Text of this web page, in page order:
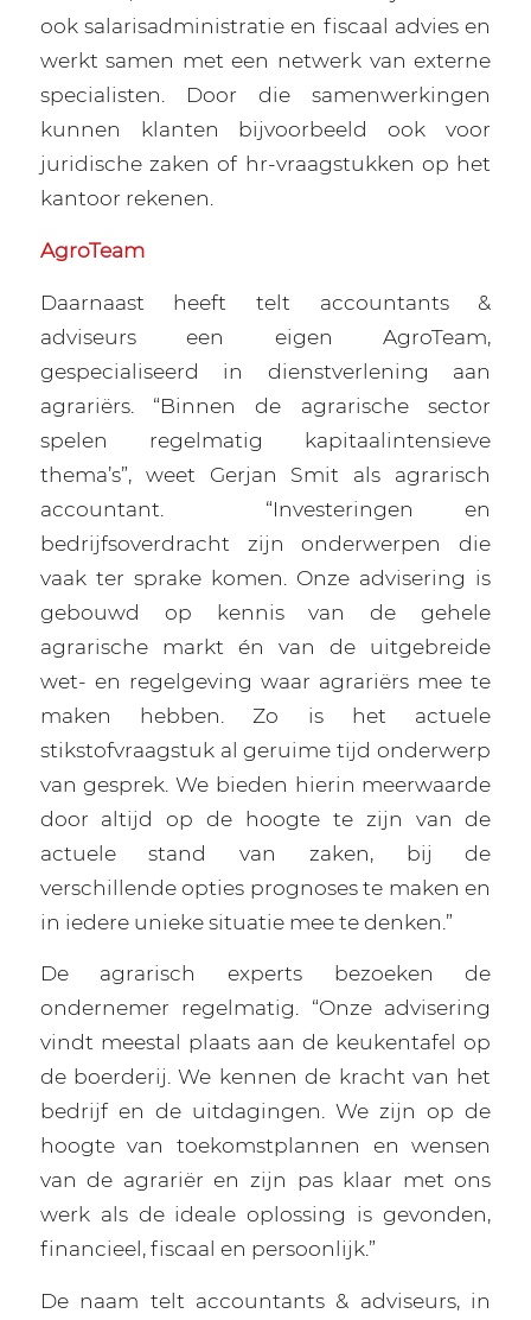
ook salarisadministratie en fiscaal advies en
werkt samen met een netwerk van externe
specialisten. Door die samenwerkingen
kunnen klanten bijvoorbeeld ook voor
juridische zaken of hr-vraagstukken op het
kantoor rekenen.
AgroTeam
Daarnaast heeft telt accountants &
adviseurs een eigen AgroTeam,
gespecialiseerd in dienstverlening aan
agrariërs. “Binnen de agrarische sector
spelen regelmatig kapitaalintensieve
thema’s”, weet Gerjan Smit als agrarisch
accountant.
“Investeringen en
bedrijfsoverdracht zijn onderwerpen die
vaak ter sprake komen. Onze advisering is
gebouwd op kennis van de gehele
agrarische markt én van de uitgebreide
wet- en regelgeving waar agrariërs mee te
maken hebben. Zo is het actuele
stikstofvraagstuk al geruime tijd onderwerp
van gesprek. We bieden hierin meerwaarde
door altijd op de hoogte te zijn van de
actuele stand van zaken, bij de
verschillende opties prognoses te maken en
in iedere unieke situatie mee te denken.”
De agrarisch experts bezoeken de
ondernemer regelmatig. “Onze advisering
vindt meestal plaats aan de keukentafel op
de boerderij. We kennen de kracht van het
bedrijf en de uitdagingen. We zijn op de
hoogte van toekomstplannen en wensen
van de agrariër en zijn pas klaar met ons
werk als de ideale oplossing is gevonden,
financieel, fiscaal en persoonlijk.”
De naam telt accountants & adviseurs, in